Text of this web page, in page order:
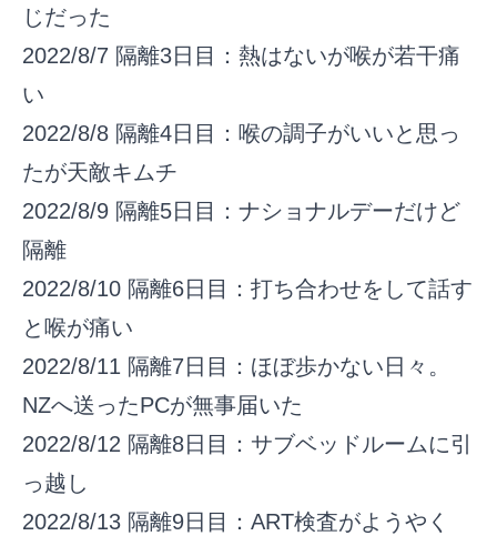
じだった
2022/8/7 隔離3日目：熱はないが喉が若干痛
い
2022/8/8 隔離4日目：喉の調子がいいと思っ
たが天敵キムチ
2022/8/9 隔離5日目：ナショナルデーだけど
隔離
2022/8/10 隔離6日目：打ち合わせをして話す
と喉が痛い
2022/8/11 隔離7日目：ほぼ歩かない日々。
NZへ送ったPCが無事届いた
2022/8/12 隔離8日目：サブベッドルームに引
っ越し
2022/8/13 隔離9日目：ART検査がようやく